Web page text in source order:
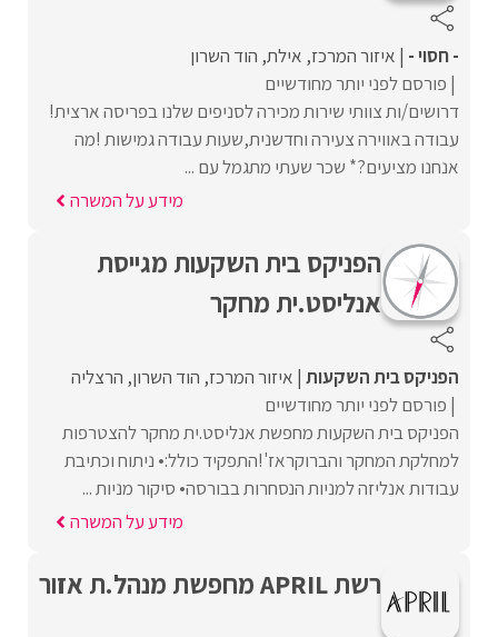
- חסוי - איזור המרכז אילת הוד השרון
פורסם לפני יותר מחודשיים
דרושים/ות צוותי שירות מכירה לסניפים שלנו בפריסה ארצית!
עבודה באווירה צעירה וחדשנית,שעות עבודה גמישות !מה
אנחנו מציעים?* שכר שעתי מתגמל עם ...
מידע על המשרה
הפניקס בית השקעות מגייסת
אנליסט.ית מחקר
הפניקס בית השקעות איזור המרכז הוד השרון הרצליה
פורסם לפני יותר מחודשיים
הפניקס בית השקעות מחפשת אנליסט.ית מחקר להצטרפות
למחלקת המחקר והברוקראז'!התפקיד כולל:• ניתוח וכתיבת
עבודות אנליזה למניות הנסחרות בבורסה• סיקור מניות ...
מידע על המשרה
רשת APRIL מחפשת מנהל.ת אזור